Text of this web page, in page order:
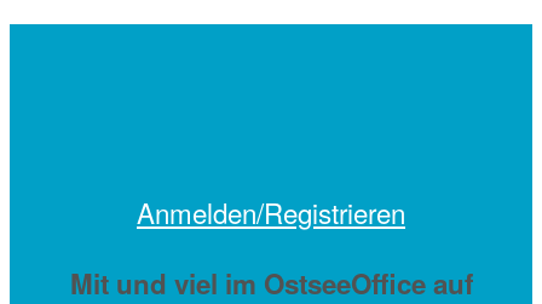
Anmelden/Registrieren
Mit und viel im OstseeOffice auf